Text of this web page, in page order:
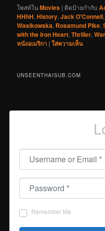
โพสท์ในMovies | ติดป้ายกำกับ
HHhH,History,Jack O'Connell
Wasikowska, Rosamund Pike,
with the Iron Heart,Thriller,War
หนังอเมริกา |ใส่ความเห็น
UNSEENTHAISUB.COM
Username or Email
Password
Remember Me